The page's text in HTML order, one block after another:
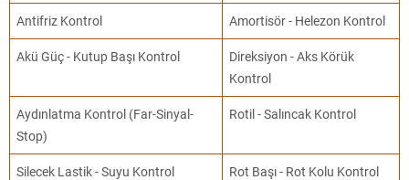
Antifriz Kontrol Amortisör - Helezon Kontrol
Akü Güç - Kutup Başı Kontrol
Direksiyon - Aks Körük
Kontrol
Aydınlatma Kontrol (Far-Sinyal-
Stop)
Rotil - Salıncak Kontrol
Silecek Lastik - Suyu Kontrol Rot Başı - Rot Kolu Kontrol